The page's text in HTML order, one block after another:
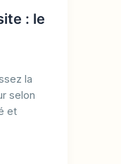
: le
la
selon
et